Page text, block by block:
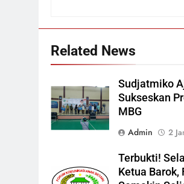
Related News
Sudjatmiko
Sukseskan
MBG
Admin
2
Terbukti!
Ketua Barok,